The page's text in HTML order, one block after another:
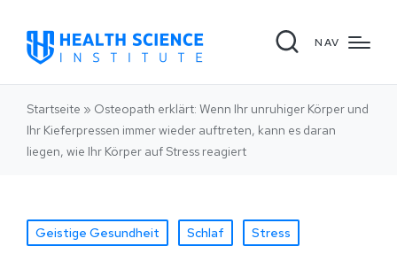
NAV
Startseite » Osteopath erklärt: Wenn Ihr unruhiger Körper und
Ihr Kieferpressen immer wieder auftreten, kann es daran
liegen, wie Ihr Körper auf Stress reagiert
Geistige Gesundheit Schlaf Stress